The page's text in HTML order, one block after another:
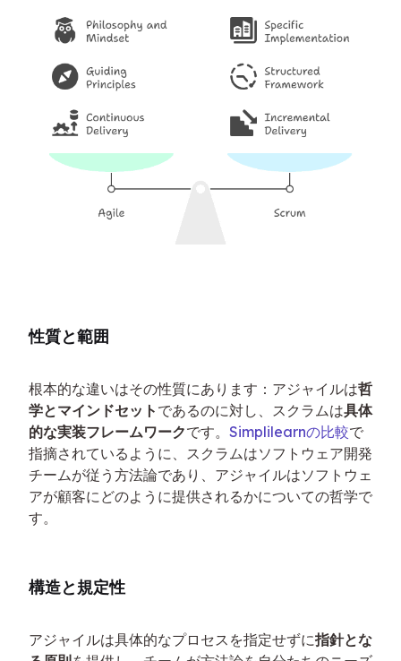
性質と範囲
根本的な違いはその性質にあります：アジャイルは哲
学とマインドセット であるのに対し、スクラムは具体
的な実装フレームワークです。 Simplilearnの比較で
指摘されているように、スクラムはソフトウェア開発
チームが従う方法論であり、アジャイルはソフトウェ
アが顧客にどのように提供されるかについての哲学で
す。
構造と規定性
アジャイルは具体的なプロセスを指定せずに指針とな